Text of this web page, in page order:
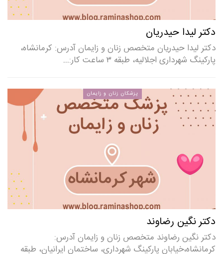
دکتر لیدا حیدریان
دکتر لیدا حیدریان متخصص زنان و زایمان آدرس: کرمانشاه،
پارکینگ شهرداری اجلالیه، طبقه ۳ ساعت کار:…
پزشکان زنان و زایمان
دکتر نگین رضاوند
دکتر نگین رضاوند متخصص زنان و زایمان آدرس:
کرمانشاه،خیابان پارکینگ شهرداری، ساختمان ایرانیان، طبقه